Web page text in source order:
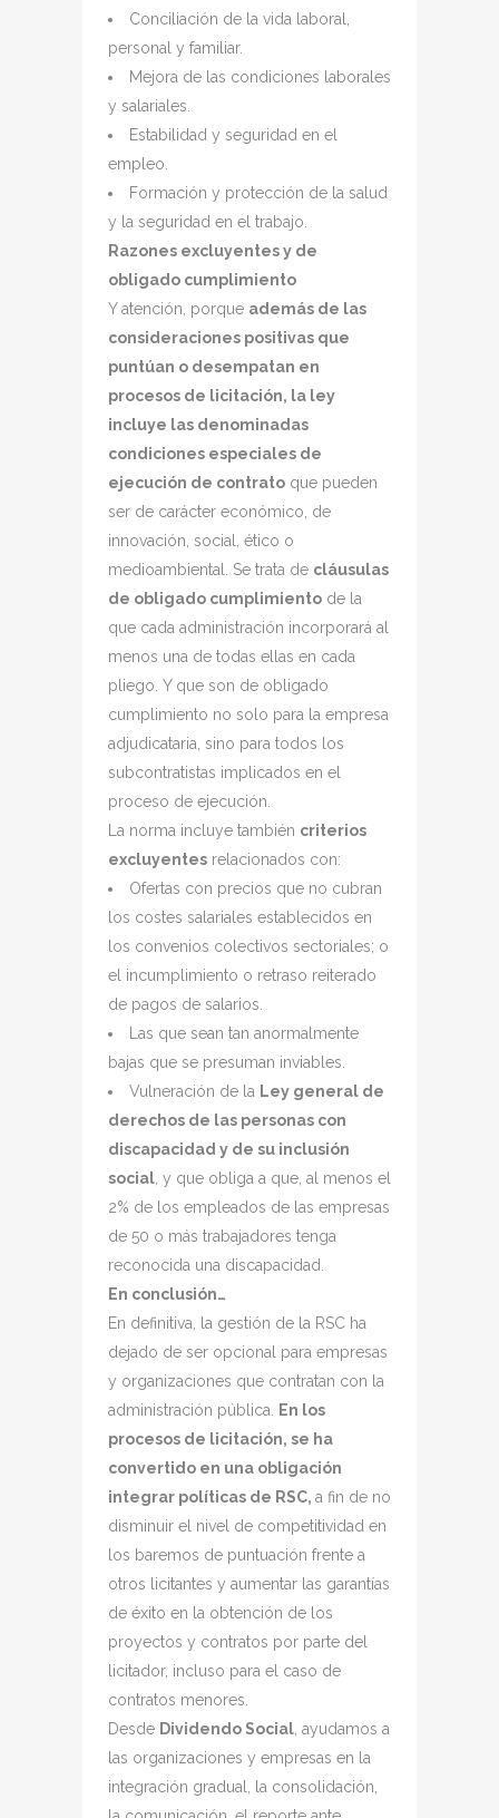
Conciliación de la vida laboral,
personal y familiar.
Mejora de las condiciones laborales
y salariales.
Estabilidad y seguridad en el
empleo.
Formación y protección de la salud
y la seguridad en el trabajo.
Razones excluyentes y de
obligado cumplimiento
Y atención, porque además de las
consideraciones positivas que
puntúan o desempatan en
procesos de licitación, la ley
incluye las denominadas
condiciones especiales de
ejecución de contrato que pueden
ser de carácter económico, de
innovación, social, ético o
medioambiental. Se trata de cláusulas
de obligado cumplimiento de la
que cada administración incorporará al
menos una de todas ellas en cada
pliego. Y que son de obligado
cumplimiento no solo para la empresa
adjudicataria, sino para todos los
subcontratistas implicados en el
proceso de ejecución.
La norma incluye también criterios
excluyentes relacionados con:
Ofertas con precios que no cubran
los costes salariales establecidos en
los convenios colectivos sectoriales; o
el incumplimiento o retraso reiterado
de pagos de salarios.
Las que sean tan anormalmente
bajas que se presuman inviables.
Vulneración de la Ley general de
derechos de las personas con
discapacidad y de su inclusión
social , y que obliga a que, al menos el
2% de los empleados de las empresas
de 50 o más trabajadores tenga
reconocida una discapacidad.
En conclusión…
En definitiva, la gestión de la RSC ha
dejado de ser opcional para empresas
y organizaciones que contratan con la
administración pública.
En los
procesos de licitación, se ha
convertido en una obligación
integrar políticas de RSC, a fin de no
disminuir el nivel de competitividad en
los baremos de puntuación frente a
otros licitantes y aumentar las garantías
de éxito en la obtención de los
proyectos y contratos por parte del
licitador, incluso para el caso de
contratos menores.
Desde Dividendo Social , ayudamos a
las organizaciones y empresas en la
integración gradual, la consolidación,